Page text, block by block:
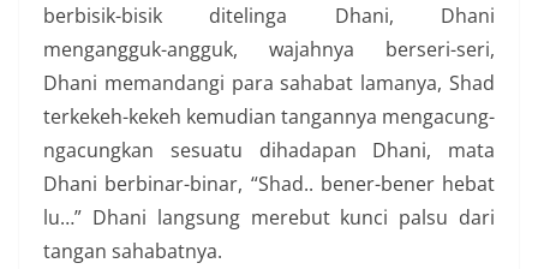
berbisik-bisik ditelinga Dhani, Dhani
mengangguk-angguk, wajahnya berseri-seri,
Dhani memandangi para sahabat lamanya, Shad
terkekeh-kekeh kemudian tangannya mengacung-
ngacungkan sesuatu dihadapan Dhani, mata
Dhani berbinar-binar, “Shad.. bener-bener hebat
lu…” Dhani langsung merebut kunci palsu dari
tangan sahabatnya.